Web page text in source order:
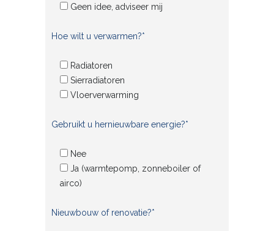
Geen idee, adviseer mij
Hoe wilt u verwarmen?*
Radiatoren
Sierradiatoren
Vloerverwarming
Gebruikt u hernieuwbare energie?*
Nee
Ja (warmtepomp, zonneboiler of
airco)
Nieuwbouw of renovatie?*